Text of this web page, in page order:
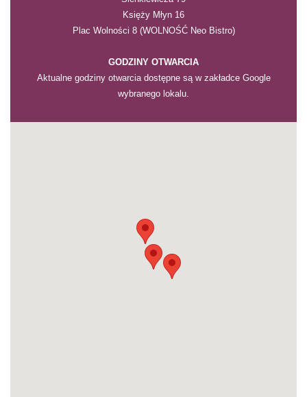
Księży Młyn 16
Plac Wolności 8 (WOLNOŚĆ Neo Bistro)
GODZINY OTWARCIA
Aktualne godziny otwarcia dostępne są w zakładce Google
wybranego lokalu.